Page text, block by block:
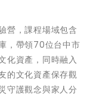
營，課程場域包含
，帶領70位台中市
化資產，同時融入
的文化資產保存觀
守護觀念與家人分